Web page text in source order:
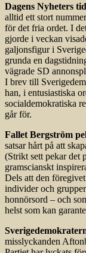
Dagens Nyheters
alltid ett stort
för det fria ordet. I
gjorde i veckan
galjonsfigur i
grunda en
vägrade SD
I brev till
han, i entusiastiska
socialdemokratiska
går för.
Fallet Bergström
satsar hårt på att
(Strikt sett pekar det
gramscianskt
Dels att den
individer och
honnörsord – och
helst som kan
misslyckanden